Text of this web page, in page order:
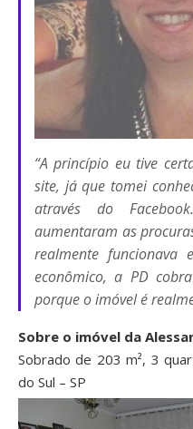
“A princípio eu tive
site, já que tomei
através do
aumentaram as
realmente funcionava
econômico, a PD
porque o imóvel é
Sobre o imóvel da
Sobrado de 203 m², 3
do Sul – SP